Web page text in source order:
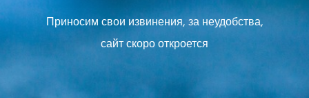
Приносим свои извинения, за неудобства,
сайт скоро откроется